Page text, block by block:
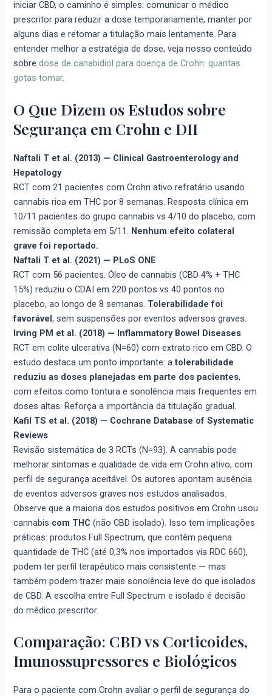
iniciar CBD, o caminho é simples: comunicar o médico
prescritor para reduzir a dose temporariamente, manter por
alguns dias e retomar a titulação mais lentamente. Para
entender melhor a estratégia de dose, veja nosso conteúdo
sobredose de canabidiol para doença de Crohn: quantas
gotas tomar.
O Que Dizem os Estudos sobre
Segurança em Crohn e DII
Naftali T et al. (2013) — Clinical Gastroenterology and
Hepatology
RCT com 21 pacientes com Crohn ativo refratário usando
cannabis rica em THC por 8 semanas. Resposta clínica em
10/11 pacientes do grupo cannabis vs 4/10 do placebo, com
remissão completa em 5/11. Nenhum efeito colateral
grave foi reportado.
Naftali T et al. (2021) — PLoS ONE
RCT com 56 pacientes. Óleo de cannabis (CBD 4% + THC
15%) reduziu o CDAI em 220 pontos vs 40 pontos no
placebo, ao longo de 8 semanas. Tolerabilidade foi
favorável, sem suspensões por eventos adversos graves.
Irving PM et al. (2018) — Inflammatory Bowel Diseases
RCT em colite ulcerativa (N=60) com extrato rico em CBD. O
estudo destaca um ponto importante: atolerabilidade
reduziu as doses planejadas em parte dos pacientes,
com efeitos como tontura e sonolência mais frequentes em
doses altas. Reforça a importância da titulação gradual.
Kafil TS et al. (2018) — Cochrane Database of Systematic
Reviews
Revisão sistemática de 3 RCTs (N=93). A cannabis pode
melhorar sintomas e qualidade de vida em Crohn ativo, com
perfil de segurança aceitável. Os autores apontam ausência
de eventos adversos graves nos estudos analisados.
Observe que a maioria dos estudos positivos em Crohn usou
cannabis com THC (não CBD isolado). Isso tem implicações
práticas: produtos Full Spectrum, que contêm pequena
quantidade de THC (até 0,3% nos importados via RDC 660),
podem ter perfil terapêutico mais consistente — mas
também podem trazer mais sonolência leve do que isolados
de CBD. A escolha entre Full Spectrum e isolado é decisão
do médico prescritor.
Comparação: CBD vs Corticoides,
Imunossupressores e Biológicos
Para o paciente com Crohn avaliar o perfil de segurança do